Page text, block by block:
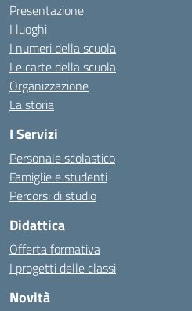
Presentazione
I luoghi
I numeri della scuola
Le carte della scuola
Organizzazione
La storia
I Servizi
Personale scolastico
Famiglie e studenti
Percorsi di studio
Didattica
Offerta formativa
I progetti delle classi
Novità